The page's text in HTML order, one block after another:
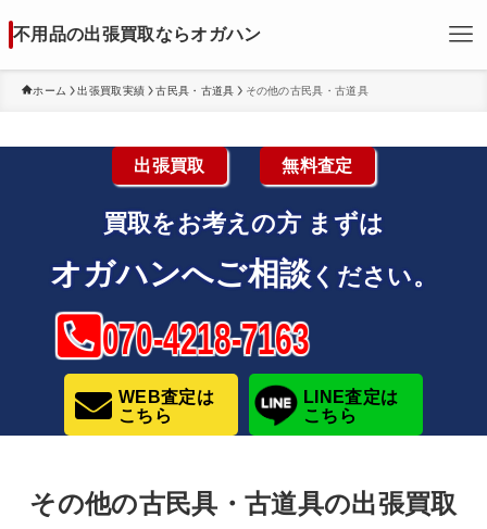
不用品の出張買取ならオガハン
ホーム 出張買取実績 古民具・古道具 その他の古民具・古道具
出張買取 無料査定
買取をお考えの方 まずは
オガハンへご相談 ください。
070-4218-7163
WEB査定は
こちら
LINE査定は
こちら
その他の古民具・古道具の出張買取